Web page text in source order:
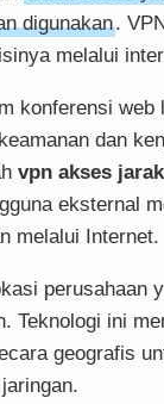
digunakan.
melalui
konferensi web
dan
vpn akses
eksternal
melalui Internet.
perusahaan
Teknologi ini
geografis